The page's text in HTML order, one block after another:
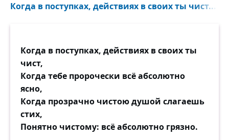
Когда в поступках, действиях в своих ты чист...
Когда в поступках, действиях в своих ты
чист,
Когда тебе пророчески всё абсолютно
ясно,
Когда прозрачно чистою душой слагаешь
стих,
Понятно чистому: всё абсолютно грязно.